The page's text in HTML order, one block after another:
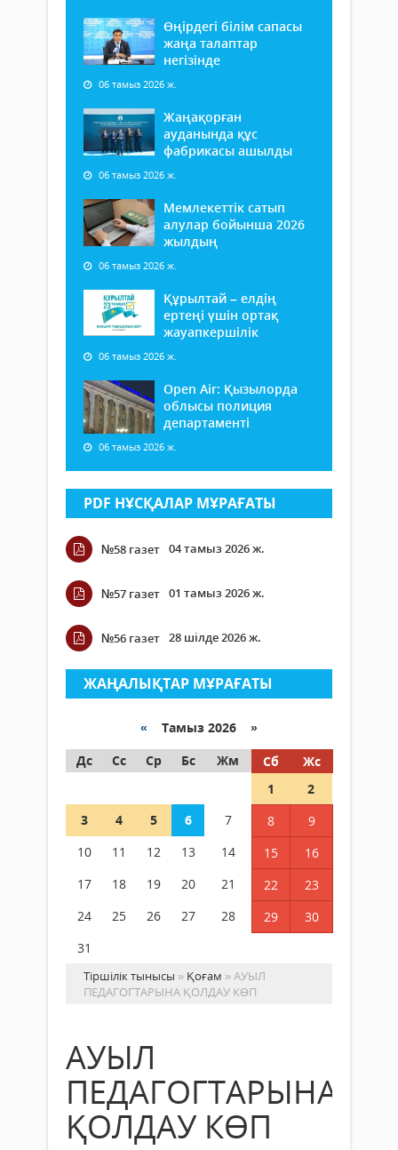
Өңірдегі білім сапасы
жаңа талаптар
негізінде
06 тамыз 2026 ж.
Жаңақорған
ауданында құс
фабрикасы ашылды
06 тамыз 2026 ж.
Мемлекеттік сатып
алулар бойынша 2026
жылдың
06 тамыз 2026 ж.
Құрылтай – елдің
ертеңі үшін ортақ
жауапкершілік
06 тамыз 2026 ж.
Open Air: Қызылорда
облысы полиция
департаменті
06 тамыз 2026 ж.
PDF НҰСҚАЛАР МҰРАҒАТЫ
№58 газет 04 тамыз 2026 ж.
№57 газет 01 тамыз 2026 ж.
№56 газет 28 шілде 2026 ж.
ЖАҢАЛЫҚТАР МҰРАҒАТЫ
« Тамыз 2026 »
Дс
Сс Ср Бс Жм Сб
Жс
1
2
3
4 5 6 7 8
9
10
11 12 13 14 15
16
17
18 19 20 21 22
23
24
25 26 27 28 29
30
31
Тіршілік тынысы » Қоғам » АУЫЛ
ПЕДАГОГТАРЫНА ҚОЛДАУ КӨП
АУЫЛ
ПЕДАГОГТАРЫНА
ҚОЛДАУ КӨП